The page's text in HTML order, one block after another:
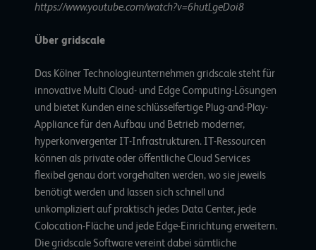
https://www.youtube.com/watch?v=6hutLgeDoi8
Über gridscale
Das Kölner Technologieunternehmen gridscale steht für
innovative Multi Cloud- und Edge Computing-Lösungen
und bietet Kunden eine schlüsselfertige Plug-and-Play-
Appliance für den Aufbau und Betrieb moderner,
hyperkonvergenter IT-Infrastrukturen. IT-Ressourcen
können als private oder öffentliche Cloud Services
flexibel genau dort vorgehalten werden, wo sie jeweils
benötigt werden und lassen sich schnell und
unkompliziert auf praktisch jedes Data Center, jede
Colocation-Fläche und jede Edge-Einrichtung erweitern.
Die gridscale Software vereint dabei sämtliche